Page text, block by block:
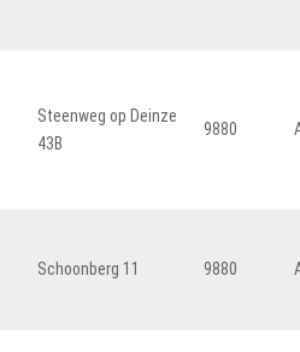
Steenweg op Deinze
43B
9880
Schoonberg 11 9880